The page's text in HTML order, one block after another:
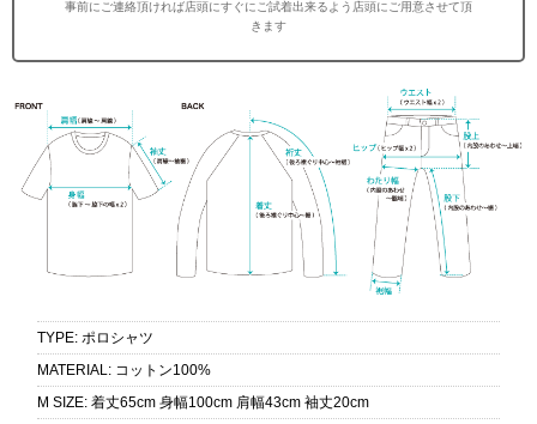
事前にご連絡頂ければ店頭にすぐにご試着出来るよう店頭にご用意させて頂
きます
TYPE: ポロシャツ
MATERIAL: コットン100%
M SIZE: 着丈65cm 身幅100cm 肩幅43cm 袖丈20cm